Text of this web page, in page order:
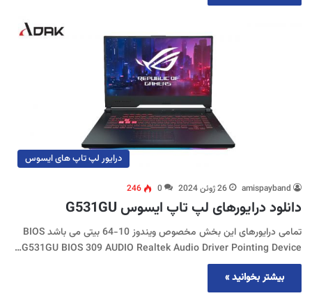
درایور لپ تاپ های ایسوس
amispayband 26 ژوئن 2024 0
246
دانلود درایورهای لپ تاپ ایسوس G531GU
تمامی درایورهای این بخش مخصوص ویندوز 10-64 بیتی می باشد BIOS
G531GU BIOS 309 AUDIO Realtek Audio Driver Pointing Device…
بیشتر بخوانید »